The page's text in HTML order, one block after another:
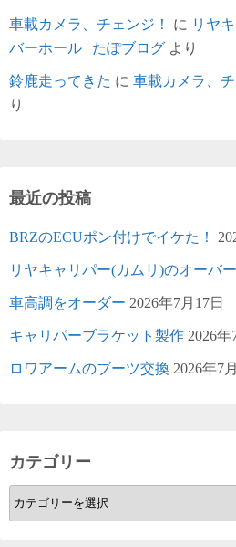
車載カメラ、チェンジ！ に リヤ
バーホール | たぽブログ より
鈴鹿走ってきた に 車載カメラ、
り
最近の投稿
BRZのECUポン付けでイケた！
リヤキャリパー(カムリ)のオーバ
車高調をオーダー 2026年7月17日
キャリパーブラケット製作 2026年
ロワアームのブーツ交換 2026年7
カテゴリー
カ
テ